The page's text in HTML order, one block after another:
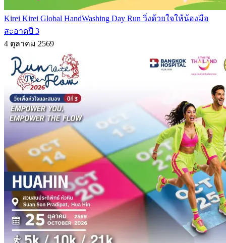
Kirei Kirei Global HandWashing Day Run วิ่งด้วยใจให้น้องมือ
สะอาดปี 3
4 ตุลาคม 2569